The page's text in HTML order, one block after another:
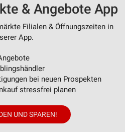
& Angebote App
Filialen & Öffnungszeiten in
App.
bei neuen Prospekten
stressfrei planen
UND SPAREN!